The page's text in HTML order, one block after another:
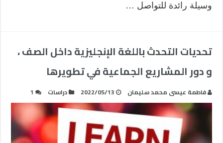
وسيلة رائدة للتواصل …
تحديات التحدث باللغة الإنجليزية داخل الصف ،
و دور المشاريع الجماعية في تطويرها
فاطمة عيسى محمد سليمان 2022/05/13 دراسات 1